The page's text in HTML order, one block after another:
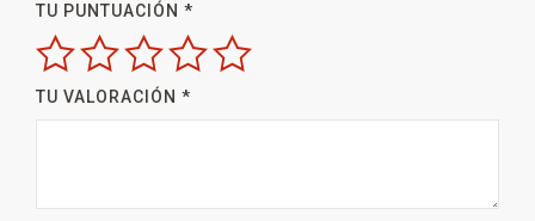
TU PUNTUACIÓN *
TU VALORACIÓN *